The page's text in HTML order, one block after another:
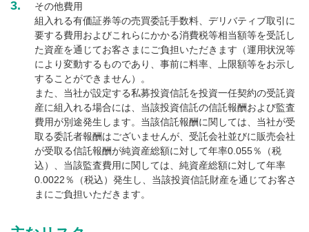
3.
その他費用
組入れる有価証券等の売買委託手数料、デリバティブ取引に
要する費用およびこれらにかかる消費税等相当額等を受託し
た資産を通じてお客さまにご負担いただきます（運用状況等
により変動するものであり、事前に料率、上限額等をお示し
することができません）。
また、当社が設定する私募投資信託を投資一任契約の受託資
産に組入れる場合には、当該投資信託の信託報酬および監査
費用が別途発生します。当該信託報酬に関しては、当社が受
取る委託者報酬はございませんが、受託会社並びに販売会社
が受取る信託報酬が純資産総額に対して年率0.055％（税
込）、当該監査費用に関しては、純資産総額に対して年率
0.0022％（税込）発生し、当該投資信託財産を通じてお客さ
まにご負担いただきます。